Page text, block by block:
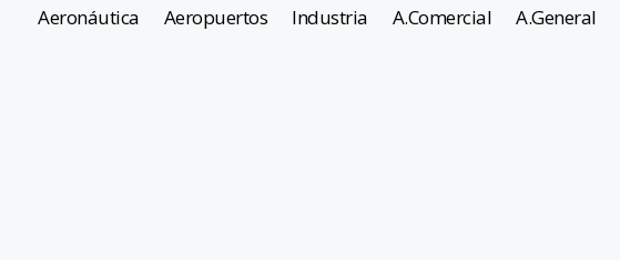
Aeronáutica Aeropuertos Industria A.Comercial A.General